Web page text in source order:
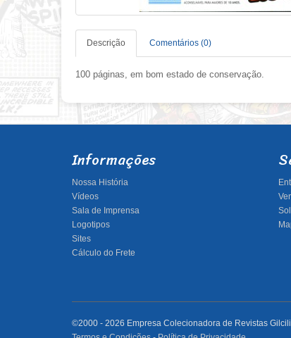
Descrição Comentários (0)
100 páginas, em bom estado de conservação.
Informações
Nossa História
Vídeos
Sala de Imprensa
Logotipos
Sites
Cálculo do Frete
©2000 - 2026 Empresa Colecionadora de Revistas